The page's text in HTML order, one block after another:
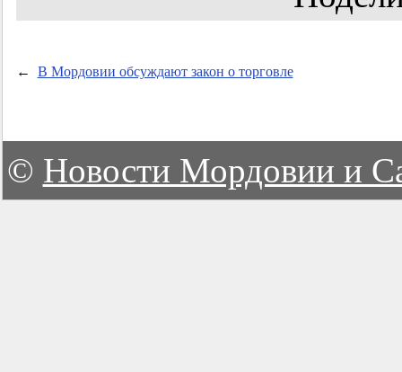
← В Мордовии обсуждают закон о торговле
© Новости Мордовии и